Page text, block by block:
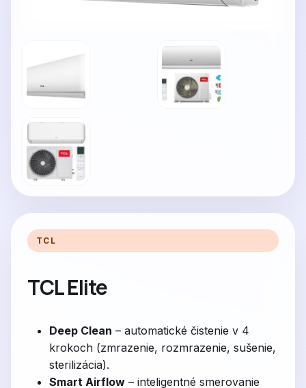
TCL
TCL Elite
Deep Clean – automatické čistenie v 4
krokoch (zmrazenie, rozmrazenie, sušenie,
sterilizácia).
Smart Airflow – inteligentné smerovanie